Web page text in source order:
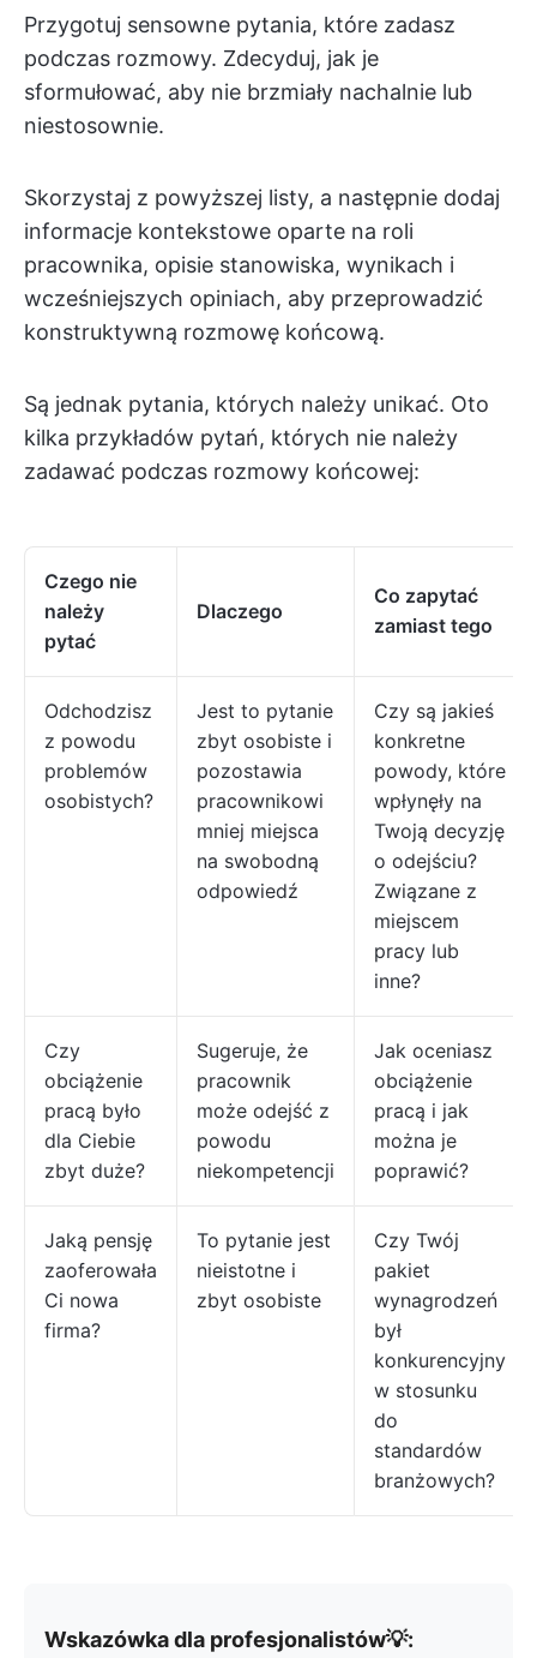
Przygotuj sensowne pytania, które zadasz
podczas rozmowy. Zdecyduj, jak je
sformułować, aby nie brzmiały nachalnie lub
niestosownie.
Skorzystaj z powyższej listy, a następnie dodaj
informacje kontekstowe oparte na roli
pracownika, opisie stanowiska, wynikach i
wcześniejszych opiniach, aby przeprowadzić
konstruktywną rozmowę końcową.
Są jednak pytania, których należy unikać. Oto
kilka przykładów pytań, których nie należy
zadawać podczas rozmowy końcowej:
Czego nie
należy
pytać
Dlaczego
Co zapytać
zamiast tego
Odchodzisz
z powodu
problemów
osobistych?
Jest to pytanie
zbyt osobiste i
pozostawia
pracownikowi
mniej miejsca
na swobodną
odpowiedź
Czy są jakieś
konkretne
powody, które
wpłynęły na
Twoją decyzję
o odejściu?
Związane z
miejscem
pracy lub
inne?
Czy
obciążenie
pracą było
dla Ciebie
zbyt duże?
Sugeruje, że
pracownik
może odejść z
powodu
niekompetencji
Jak oceniasz
obciążenie
pracą i jak
można je
poprawić?
Jaką pensję
zaoferowała
Ci nowa
firma?
To pytanie jest
nieistotne i
zbyt osobiste
Czy Twój
pakiet
wynagrodzeń
był
konkurencyjny
w stosunku
do
standardów
branżowych?
Wskazówka dla profesjonalistów💡: